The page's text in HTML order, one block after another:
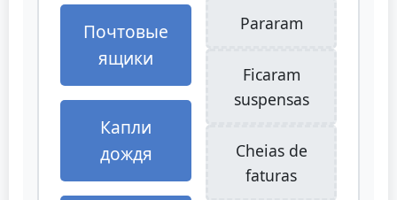
Почтовые
ящики
Капли
дождя
Pararam
Ficaram
suspensas
Cheias de
faturas